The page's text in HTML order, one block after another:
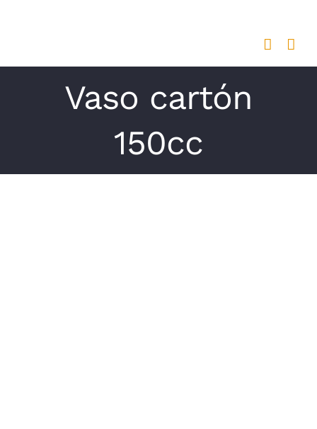
Vaso cartón
150cc